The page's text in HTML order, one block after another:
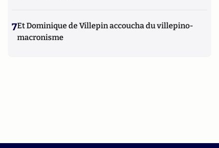
7Et Dominique de Villepin accoucha du villepino-
macronisme